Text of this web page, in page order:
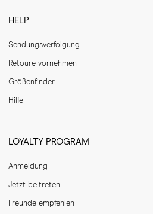
HELP
Sendungsverfolgung
Retoure vornehmen
Größenfinder
Hilfe
LOYALTY PROGRAM
Anmeldung
Jetzt beitreten
Freunde empfehlen